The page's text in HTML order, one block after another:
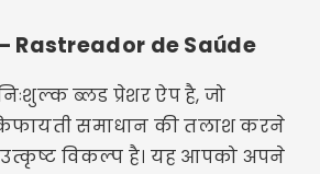
Rastreador de Saúde
ब्लड प्रेशर ऐप है, जो
समाधान की तलाश करने
विकल्प है। यह आपको अपने